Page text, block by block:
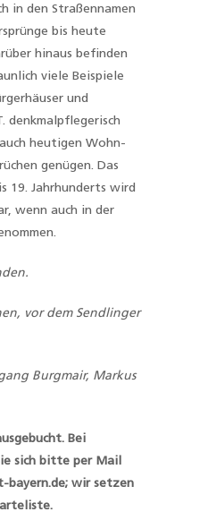
in den Straßennamen
bis heute
hinaus befinden
viele Beispiele
und
denkmalpflegerisch
heutigen Wohn-
genügen. Das
19. Jahrhunderts wird
wenn auch in der
vor dem Sendlinger
Burgmair, Markus
Bei
sich bitte per Mail
bayern.de; wir setzen